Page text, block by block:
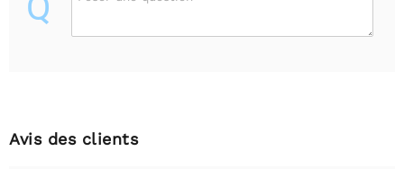
Avis des clients